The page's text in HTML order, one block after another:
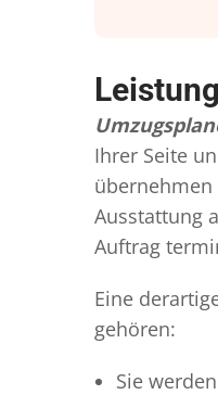
Ihrer Seite
Ausstattung
Auftrag
Eine
gehören:
Sie